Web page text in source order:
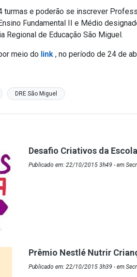
turmas e poderão se inscrever
Fundamental II e Médio
Regional de Educação São Miguel.
meio do link , no período de 24 de
DRE São Miguel
Desafio Criativos da Escola
Publicado em: 22/10/2015 3h49 - em
Prêmio Nestlé Nutrir
Publicado em: 22/10/2015 3h39 - em